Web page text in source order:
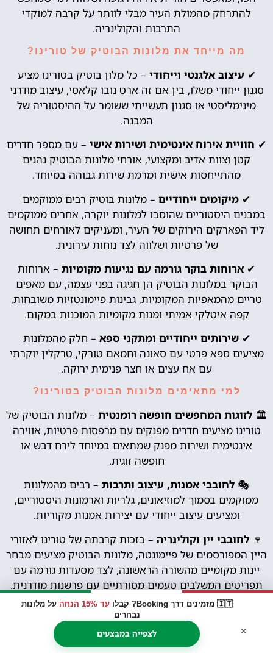
🇮🇹 מזמינים דרך Booking? קבלו עד 15% הנחה
על מלונות
נבחרים
לצפייה במבצעים ×
להתרחק מהמולת העיר מבלי לוותר על קרבה למוקדי
התרבות והקולינריה.
מה מייחד את מלונות הבוטיק של טורינו?
✔ עיצוב אלגנטי וייחודי – כל מלון בוטיק בטורינו מציע
סגנון ייחודי משלו, בין אם זה ארט נובו קלאסי, עיצוב מודרני
מינימליסטי או סגנון תעשייתי ששומר על ההיסטוריה של
המבנה.
✔ חוויית אירוח אינטימית ושירות אישי – עם מספר חדרים
קטן וצוות אדיב ומקצועי, אורחי מלונות הבוטיק נהנים
מהתייחסות אישית ומרמת שירות גבוהה במיוחד.
✔ מיקומים ייחודיים – מלונות בוטיק רבים ממוקמים
במבנים היסטוריים שהוסבו למלונות יוקרה, אחרים ממוקמים
ליד הפארקים הירוקים של העיר, ומעניקים לאורחים תחושה
של פרטיות ושלווה לצד נוחות עירונית.
✔ ארוחות בוקר גורמה עם נגיעות מקומיות – ארוחות
הבוקר במלונות הבוטיק הן חגיגה בפני עצמה, עם מאפים
טריים מהמאפיות המקומיות, גבינות פיימונטזיות משובחות,
קפה איטלקי אמיתי ומנות מקומיות המוכנות במקום.
✔שירותים ייחודיים ומתקני ספא – חלק מהמלונות
מציעים ספא פרטי עם סאונה וחמאם טורקי, טרקלין יוקרתי
עם אח עצים או חצר פנימית ירוקה.
למי מתאימים מלונות הבוטיק בטורינו?
🏛 לזוגות המחפשים חופשה רומנטית – מלונות הבוטיק של
טורינו מציעים חדרים מפנקים עם מרפסות פרטיות, אווירה
אינטימית ושירות מפנק שמתאים במיוחד לירח דבש או
חופשה זוגית.
🎭 לחובבי אמנות, עיצוב ותרבות – רבים מהמלונות
ממוקמים בסמוך למוזיאונים, גלריות וארמונות היסטוריים,
ומציעים עיצוב ייחודי עם יצירות אמנות מקוריות.
🍷 לחובבי יין וקולינריה – בזכות קרבתה של טורינו לאזורי
היין המפורסמים של פיימונטה, מלונות הבוטיק מציעים מבחר
יינות מקומיים מהשורה הראשונה, לצד מסעדות גורמה עם
תפריטים המשלבים טעמים מסורתיים עם פרשנות מודרנית.
למטיילים המחפשים רוגע וטבע– אם אתם מחפשים
חוויית אירוח שקטה יותר, תוכלו למצוא מלונות בוטיק
באזורים ירוקים עם חצרות פנימיות, גינות מטופחות ונוף